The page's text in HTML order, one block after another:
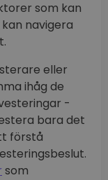
som kan
navigera
eller
ihåg de
-
bara det
förstå
som